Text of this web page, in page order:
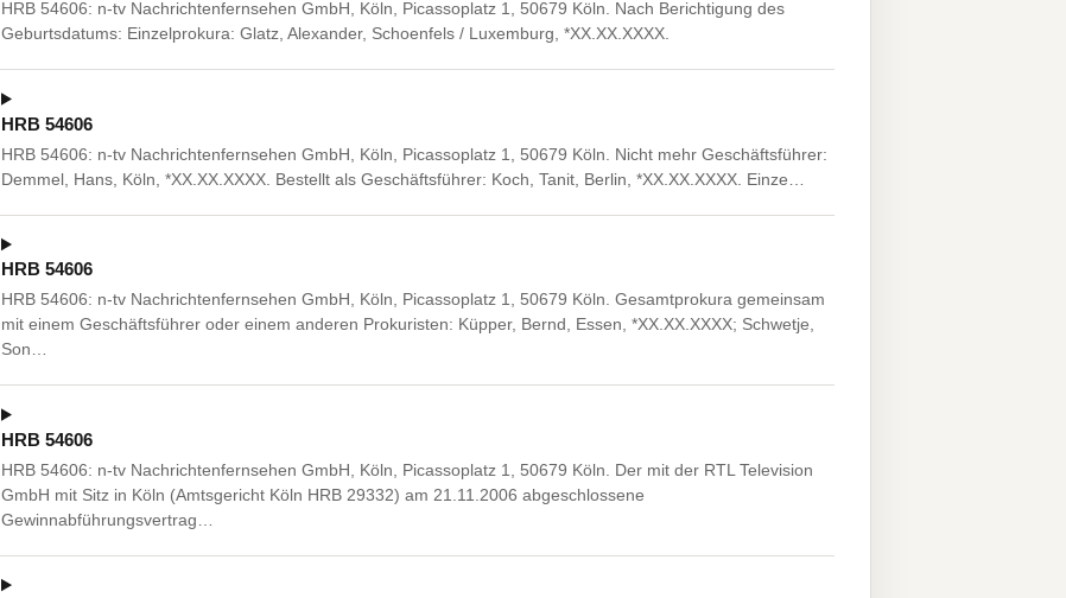
HRB 54606: n-tv Nachrichtenfernsehen GmbH, Köln, Picassoplatz 1, 50679 Köln. Nach Berichtigung des
Geburtsdatums: Einzelprokura: Glatz, Alexander, Schoenfels / Luxemburg, *XX.XX.XXXX.
HRB 54606
HRB 54606: n-tv Nachrichtenfernsehen GmbH, Köln, Picassoplatz 1, 50679 Köln. Nicht mehr Geschäftsführer:
Demmel, Hans, Köln, *XX.XX.XXXX. Bestellt als Geschäftsführer: Koch, Tanit, Berlin, *XX.XX.XXXX. Einze…
HRB 54606
HRB 54606: n-tv Nachrichtenfernsehen GmbH, Köln, Picassoplatz 1, 50679 Köln. Gesamtprokura gemeinsam
mit einem Geschäftsführer oder einem anderen Prokuristen: Küpper, Bernd, Essen, *XX.XX.XXXX; Schwetje,
Son…
HRB 54606
HRB 54606: n-tv Nachrichtenfernsehen GmbH, Köln, Picassoplatz 1, 50679 Köln. Der mit der RTL Television
GmbH mit Sitz in Köln (Amtsgericht Köln HRB 29332) am 21.11.2006 abgeschlossene
Gewinnabführungsvertrag…